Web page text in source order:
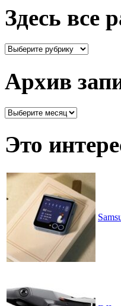
Здесь все
Здесь
Архив
Архив
месяцам
Это